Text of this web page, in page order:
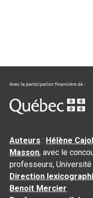
Auteurs : Hélène
Masson, avec le
professeurs,
Direction
Benoit Mercier